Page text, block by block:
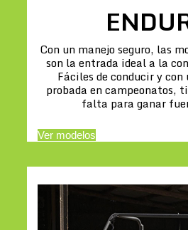
Con un manejo seguro, las
son la entrada ideal a la
Fáciles de conducir y
probada en campeonatos,
falta para ganar
Ver modelos